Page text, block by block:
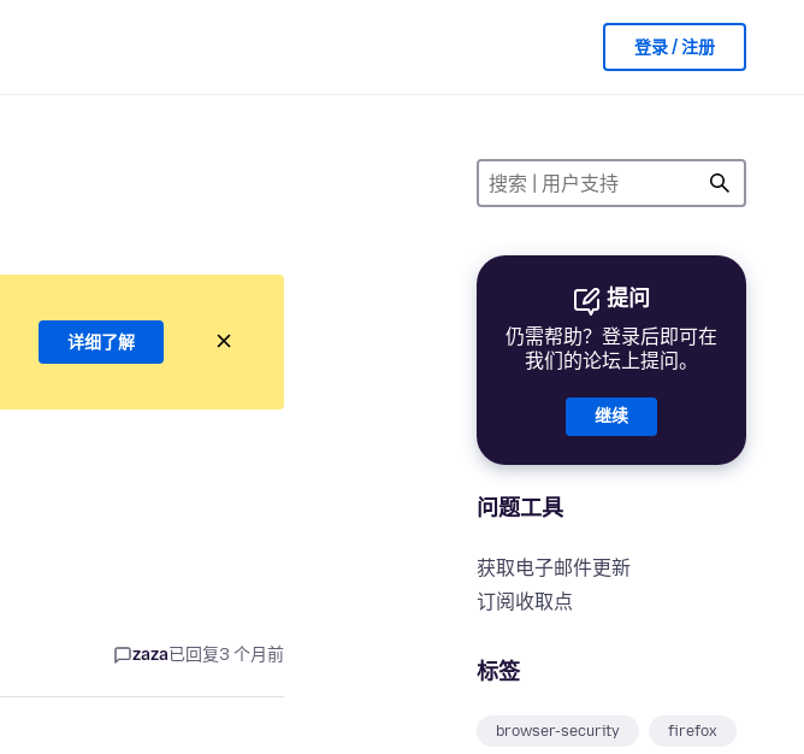
登录 / 注册
提问
仍需帮助？登录后即可在
我们的论坛上提问。
继续
问题工具
获取电子邮件更新
订阅收取点
标签
browser-security firefox
详细了解
zaza已回复3 个月前